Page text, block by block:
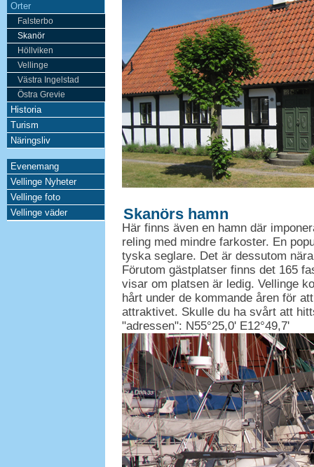
Orter
Falsterbo
Skanör
Höllviken
Vellinge
Västra Ingelstad
Östra Grevie
Historia
Turism
Näringsliv
Evenemang
Vellinge Nyheter
Vellinge foto
Vellinge väder
Skanörs hamn
Här finns även en hamn där
reling med mindre farkoster. En
tyska seglare. Det är dessutom
Förutom gästplatser finns det 165
visar om platsen är ledig. Vellinge
hårt under de kommande åren för
attraktivet. Skulle du ha svårt att
"adressen": N55°25,0' E12°49,7'